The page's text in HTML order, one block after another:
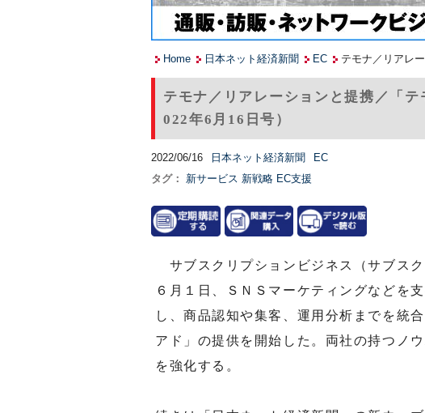
Home 日本ネット経済新聞 EC テモナ／リアレ
テモナ／リアレーションと提携／「
022年6月16日号）
2022/06/16 日本ネット経済新聞
EC
タグ：
新サービス 新戦略 EC支援
サブスクリプションビジネス（サブス
６月１日、ＳＮＳマーケティングなどを
し、商品認知や集客、運用分析までを統
アド」の提供を開始した。両社の持つノ
を強化する。